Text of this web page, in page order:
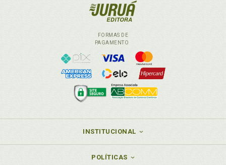
FORMAS DE
PAGAMENTO
INSTITUCIONAL
POLÍTICAS